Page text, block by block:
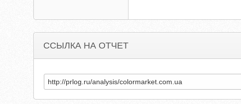
ССЫЛКА НА ОТЧЕТ